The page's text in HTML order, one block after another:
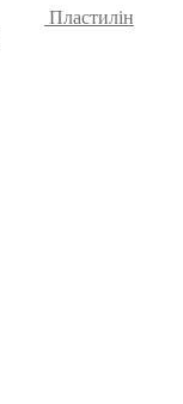
Пластилін